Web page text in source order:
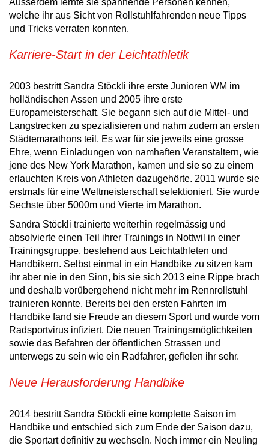
Ausserdem lernte sie spannende Personen kennen,
welche ihr aus Sicht von Rollstuhlfahrenden neue Tipps
und Tricks verraten konnten.
Karriere-Start in der Leichtathletik
2003 bestritt Sandra Stöckli ihre erste Junioren WM im
holländischen Assen und 2005 ihre erste
Europameisterschaft. Sie begann sich auf die Mittel- und
Langstrecken zu spezialisieren und nahm zudem an ersten
Städtemarathons teil. Es war für sie jeweils eine grosse
Ehre, wenn Einladungen von namhaften Veranstaltern, wie
jene des New York Marathon, kamen und sie so zu einem
erlauchten Kreis von Athleten dazugehörte. 2011 wurde sie
erstmals für eine Weltmeisterschaft selektioniert. Sie wurde
Sechste über 5000m und Vierte im Marathon.
Sandra Stöckli trainierte weiterhin regelmässig und
absolvierte einen Teil ihrer Trainings in Nottwil in einer
Trainingsgruppe, bestehend aus Leichtathleten und
Handbikern. Selbst einmal in ein Handbike zu sitzen kam
ihr aber nie in den Sinn, bis sie sich 2013 eine Rippe brach
und deshalb vorübergehend nicht mehr im Rennrollstuhl
trainieren konnte. Bereits bei den ersten Fahrten im
Handbike fand sie Freude an diesem Sport und wurde vom
Radsportvirus infiziert. Die neuen Trainingsmöglichkeiten
sowie das Befahren der öffentlichen Strassen und
unterwegs zu sein wie ein Radfahrer, gefielen ihr sehr.
Neue Herausforderung Handbike
2014 bestritt Sandra Stöckli eine komplette Saison im
Handbike und entschied sich zum Ende der Saison dazu,
die Sportart definitiv zu wechseln. Noch immer ein Neuling